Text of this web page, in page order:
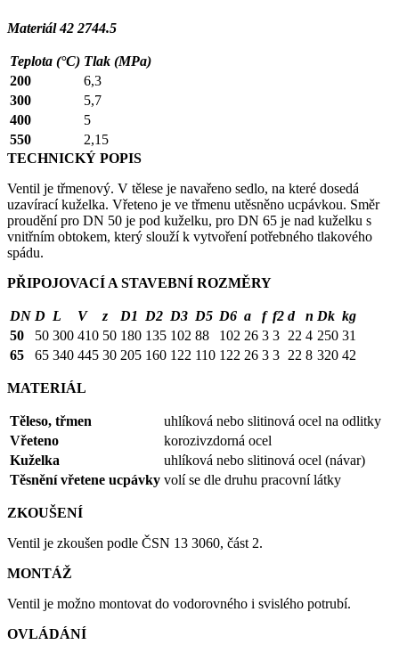
Materiál 42 2744.5
Teplota (°C) Tlak (MPa)
200
6,3
300
5,7
400
5
550
2,15
TECHNICKÝ POPIS
Ventil je třmenový. V tělese je navařeno sedlo, na které dosedá
uzavírací kuželka. Vřeteno je ve třmenu utěsněno ucpávkou. Směr
proudění pro DN 50 je pod kuželku, pro DN 65 je nad kuželku s
vnitřním obtokem, který slouží k vytvoření potřebného tlakového
spádu.
PŘIPOJOVACÍ A STAVEBNÍ ROZMĚRY
DN D L V z D1 D2 D3 D5 D6 a f f2 d n Dk kg
50
50 300 410 50 180 135 102 88 102 26 3 3 22 4 250 31
65
65 340 445 30 205 160 122 110 122 26 3 3 22 8 320 42
MATERIÁL
Těleso, třmen
uhlíková nebo slitinová ocel na odlitky
Vřeteno
korozivzdorná ocel
Kuželka
uhlíková nebo slitinová ocel (návar)
Těsnění vřetene ucpávky volí se dle druhu pracovní látky
ZKOUŠENÍ
Ventil je zkoušen podle ČSN 13 3060, část 2.
MONTÁŽ
Ventil je možno montovat do vodorovného i svislého potrubí.
OVLÁDÁNÍ